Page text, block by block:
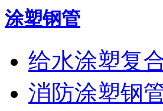
涂塑钢管
给水涂塑复
消防涂塑钢